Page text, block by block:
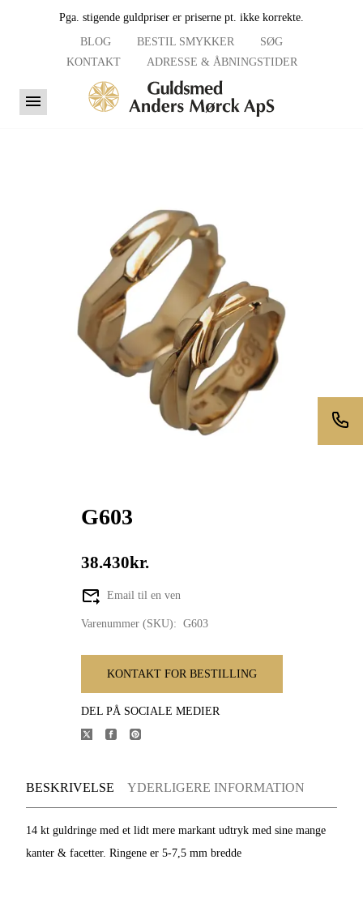
Pga. stigende guldpriser er priserne pt. ikke korrekte.
BLOG
BESTIL SMYKKER
SØG
KONTAKT
ADRESSE & ÅBNINGSTIDER
G603
38.430kr.
Email til en ven
Varenummer (SKU): G603
KONTAKT FOR BESTILLING
DEL PÅ SOCIALE MEDIER
BESKRIVELSE YDERLIGERE INFORMATION
14 kt guldringe med et lidt mere markant udtryk med sine mange
kanter & facetter. Ringene er 5-7,5 mm bredde